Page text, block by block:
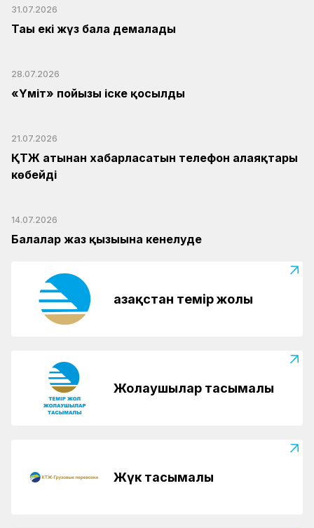
31.07.2026
Тағы екі жүз бала демалады
28.07.2026
«Үміт» пойызы іске қосылды
21.07.2026
ҚТЖ атынан хабарласатын телефон алаяқтары
көбейді
14.07.2026
Балалар жаз қызығына кенелуде
Қазақстан темір жолы
Жолаушылар тасымалы
Жүк тасымалы